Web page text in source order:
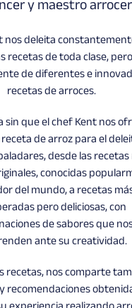
nos deleita
recetas de toda clase, pero
de diferentes e
recetas de arroces.
sin que el chef Kent nos
de arroz para el
desde las
conocidas
del mundo, a recetas
pero deliciosas, con
de sabores que
ante su creatividad.
recetas, nos comparte
recomendaciones